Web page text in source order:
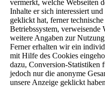
vermerkt, welche Webseiten
Inhalte er sich interessiert
geklickt hat, ferner
Betriebssystem, verweisende
weitere Angaben zur
Ferner erhalten wir ein
mit Hilfe des Cookies
dazu, Conversion-Statistiken
jedoch nur die anonyme
unsere Anzeige geklickt